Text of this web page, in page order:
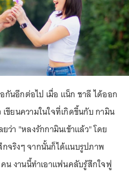
นอีกต่อไป เมื่อ แน็ก ชาลี ได้ออก
ขียนความในใจที่เกิดขึ้นกับ กามิน
ว่า "หลงรักกามินเข้าแล้ว" โดย
จริงๆ จากนั้นก็ได้แนบรูปภาพ
น งานนี้ทำเอาแฟนคลับรู้สึกใจฟู